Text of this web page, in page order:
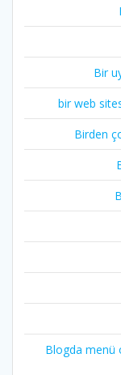
Bir
bir web
Birden
Blogda menü